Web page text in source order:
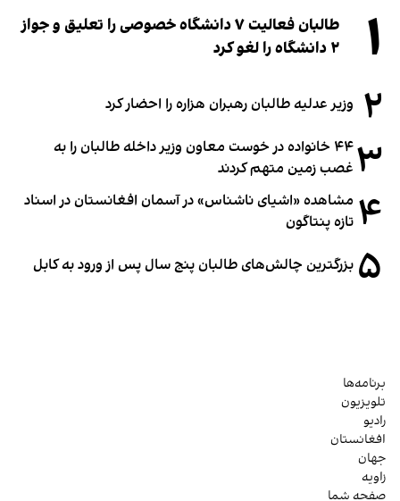
۱
طالبان فعالیت ۷ دانشگاه خصوصی را تعلیق و جواز
۲ دانشگاه را لغو کرد
۲ وزیر عدلیه طالبان رهبران هزاره را احضار کرد
۳
۴۴ خانواده در خوست معاون وزیر داخله طالبان را به
غصب زمین متهم کردند
۴ مشاهده «اشیای ناشناس» در آسمان افغانستان در اسناد
تازه پنتاگون
۵ بزرگترین چالش‌های طالبان پنج سال پس از ورود به کابل
برنامه‌ها
تلویزیون
رادیو
افغانستان
جهان
زاویه
صفحه شما